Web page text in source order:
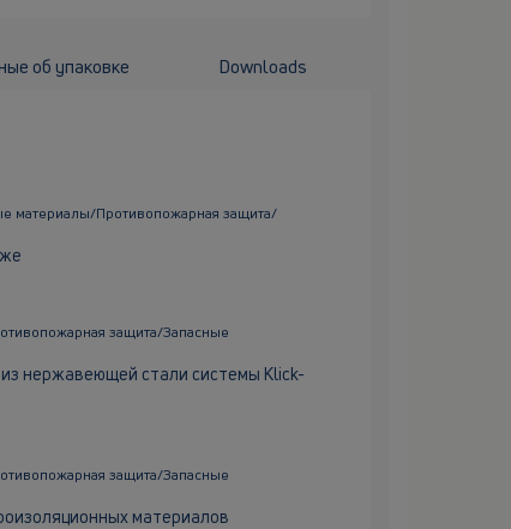
об упаковке Downloads
материалы/Противопожарная защита/
защита/Запасные
нержавеющей стали системы Klick-
защита/Запасные
материалов